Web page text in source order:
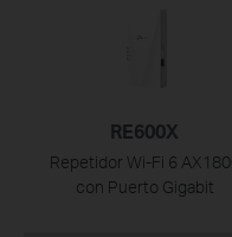
RE600X
Repetidor Wi-Fi 6
con Puerto Gigabit